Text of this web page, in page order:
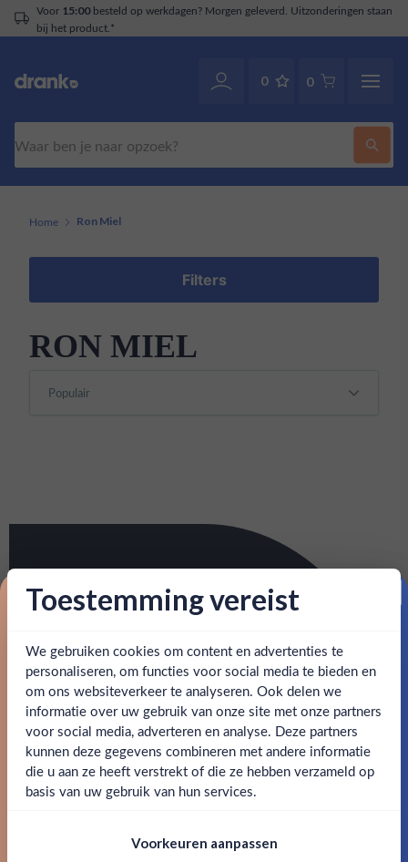
Voor 15:00besteld op werkdagen? Morgen geleverd. Uitzonderingen staan
bij het product.*
0 0
Ben jij 18 jaar of ouder?
Ja Nee
18 jaar of ouder zijn
Home Ron Miel
Filters
RON MIEL
Toestemming vereist
We gebruiken cookies om content en advertenties te
personaliseren, om functies voor social media te bieden en
om ons websiteverkeer te analyseren. Ook delen we
informatie over uw gebruik van onze site met onze partners
voor social media, adverteren en analyse. Deze partners
kunnen deze gegevens combineren met andere informatie
die u aan ze heeft verstrekt of die ze hebben verzameld op
basis van uw gebruik van hun services.
Voorkeuren aanpassen
Proost op je eerste korting!
Schrijf je in en ontvang direct 5% korting op je eerste
bestelling.
Email
Claim mijn korting